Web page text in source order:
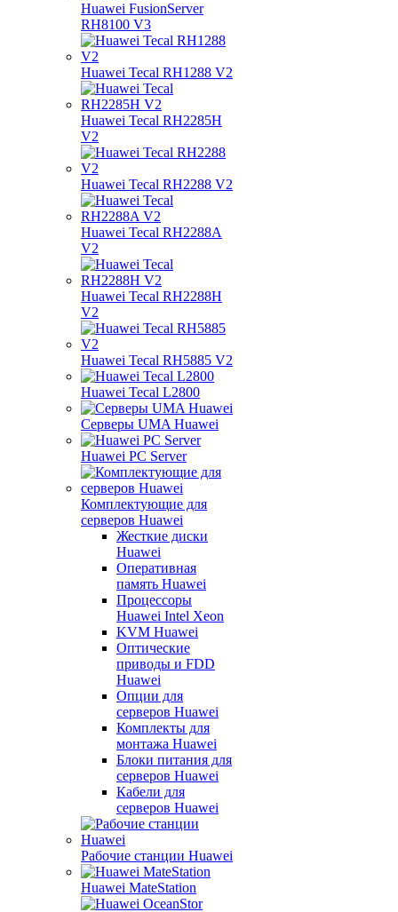
Huawei FusionServer
RH8100 V3
Huawei Tecal RH1288 V2
Huawei Tecal RH2285H
V2
Huawei Tecal RH2288 V2
Huawei Tecal RH2288A
V2
Huawei Tecal RH2288H
V2
Huawei Tecal RH5885 V2
Huawei Tecal L2800
Серверы UMA Huawei
Huawei PC Server
Комплектующие для
серверов Huawei
Жесткие диски
Huawei
Оперативная
память Huawei
Процессоры
Huawei Intel Xeon
KVM Huawei
Оптические
приводы и FDD
Huawei
Опции для
серверов Huawei
Комплекты для
монтажа Huawei
Блоки питания для
серверов Huawei
Кабели для
серверов Huawei
Рабочие станции Huawei
Huawei MateStation